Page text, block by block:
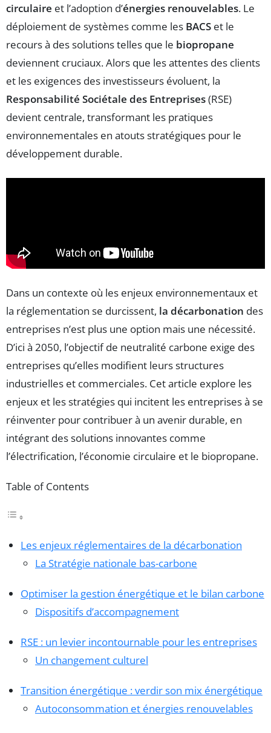
circulaire et l’adoption d’énergies renouvelables. Le
déploiement de systèmes comme les BACS et le
recours à des solutions telles que le biopropane
deviennent cruciaux. Alors que les attentes des clients
et les exigences des investisseurs évoluent, la
Responsabilité Sociétale des Entreprises(RSE)
devient centrale, transformant les pratiques
environnementales en atouts stratégiques pour le
développement durable.
Dans un contexte où les enjeux environnementaux et
la réglementation se durcissent, la décarbonation des
entreprises n’est plus une option mais une nécessité.
D’ici à 2050, l’objectif de neutralité carbone exige des
entreprises qu’elles modifient leurs structures
industrielles et commerciales. Cet article explore les
enjeux et les stratégies qui incitent les entreprises à se
réinventer pour contribuer à un avenir durable, en
intégrant des solutions innovantes comme
l’électrification, l’économie circulaire et le biopropane.
Table of Contents
Les enjeux réglementaires de la décarbonation
La Stratégie nationale bas-carbone
Optimiser la gestion énergétique et le bilan carbone
Dispositifs d’accompagnement
RSE : un levier incontournable pour les entreprises
Un changement culturel
Transition énergétique : verdir son mix énergétique
Autoconsommation et énergies renouvelables